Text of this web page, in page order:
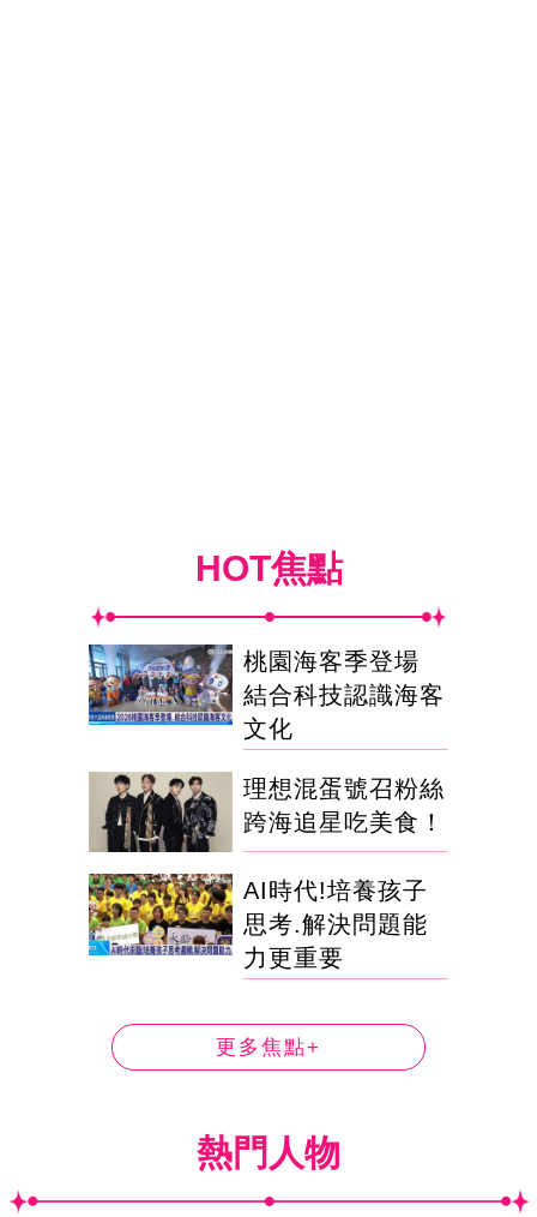
HOT焦點
桃園海客季登場
結合科技認識海客
文化
理想混蛋號召粉絲
跨海追星吃美食！
AI時代!培養孩子
思考.解決問題能
力更重要
更多焦點+
熱門人物